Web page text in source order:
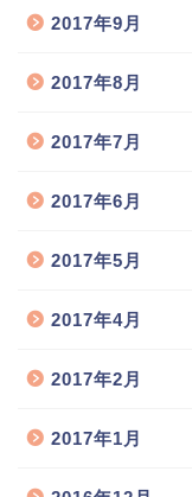
2017年9月
2017年8月
2017年7月
2017年6月
2017年5月
2017年4月
2017年2月
2017年1月